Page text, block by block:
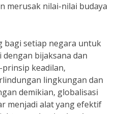
merusak nilai-nilai budaya
bagi setiap negara untuk
bijaksana dan
keadilan,
lingkungan dan
demikian, globalisasi
menjadi alat yang efektif